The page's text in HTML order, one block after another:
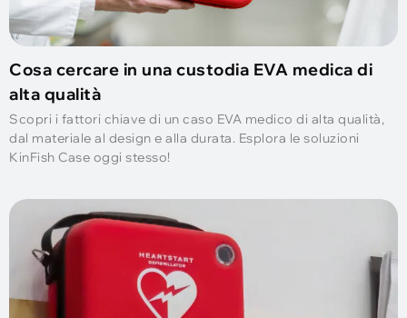
Cosa cercare in una custodia EVA medica di
alta qualità
Scopri i fattori chiave di un caso EVA medico di alta qualità,
dal materiale al design e alla durata. Esplora le soluzioni
KinFish Case oggi stesso!